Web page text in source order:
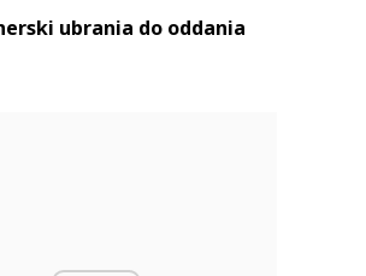
ubrania do oddania